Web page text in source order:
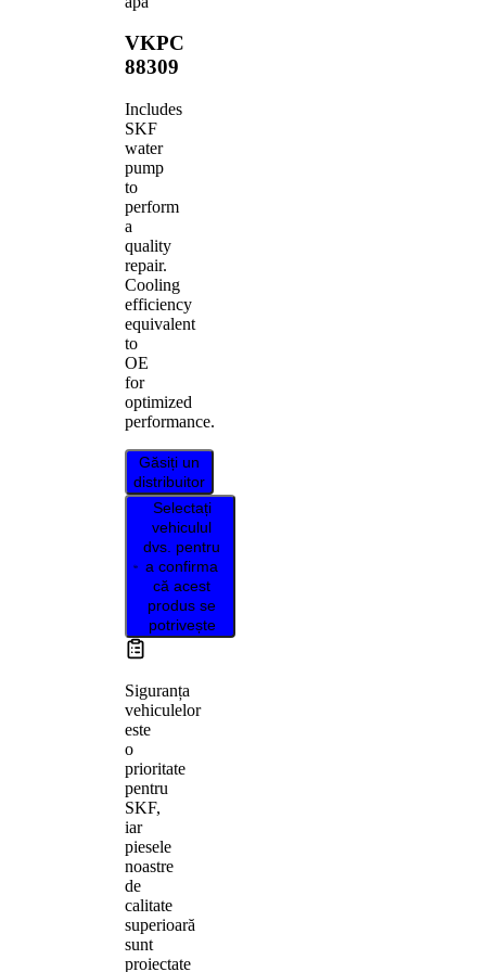
VKPC
88309
Includes
SKF
water
pump
to
perform
a
quality
repair.
Cooling
efficiency
equivalent
to
OE
for
optimized
performance.
Găsiți un
distribuitor
Selectați
vehiculul
dvs. pentru
a confirma
că acest
produs se
potrivește
Siguranța
vehiculelor
este
o
prioritate
pentru
SKF,
iar
piesele
noastre
de
calitate
superioară
sunt
proiectate